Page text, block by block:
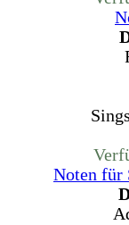
Noten für